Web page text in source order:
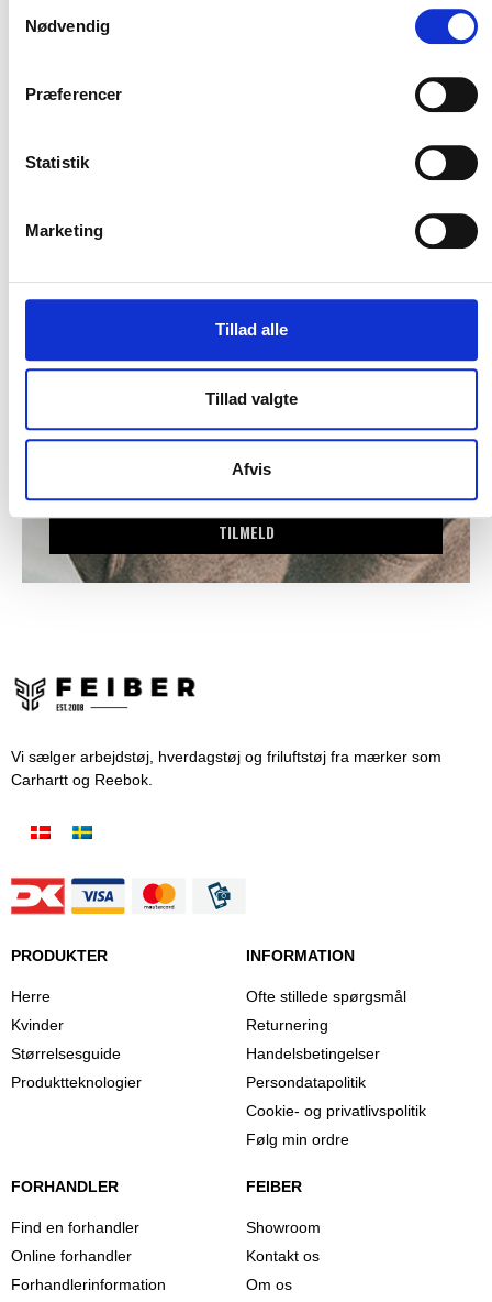
Nødvendig
Præferencer
Statistik
Marketing
Tillad alle
Tillad valgte
Afvis
Hold mig opdateret
Bliv en del af vores kundeklub og modtag vores
TILMELD
Vi sælger arbejdstøj, hverdagstøj og friluftstøj fra mærker som
Carhartt og Reebok.
PRODUKTER
Herre
Kvinder
Størrelsesguide
Produktteknologier
INFORMATION
Ofte stillede spørgsmål
Returnering
Handelsbetingelser
Persondatapolitik
Cookie- og privatlivspolitik
Følg min ordre
FORHANDLER
Find en forhandler
Online forhandler
Forhandlerinformation
FEIBER
Showroom
Kontakt os
Om os